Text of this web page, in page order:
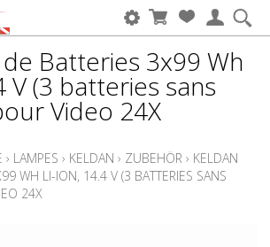
Batteries 3x99 Wh
V (3 batteries sans
Video 24X
› LAMPES › KELDAN › ZUBEHÖR › KELDAN
WH LI-ION, 14.4 V (3 BATTERIES SANS
24X